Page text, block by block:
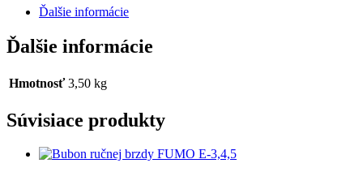
Ďalšie informácie
Ďalšie informácie
Hmotnosť 3,50 kg
Súvisiace produkty